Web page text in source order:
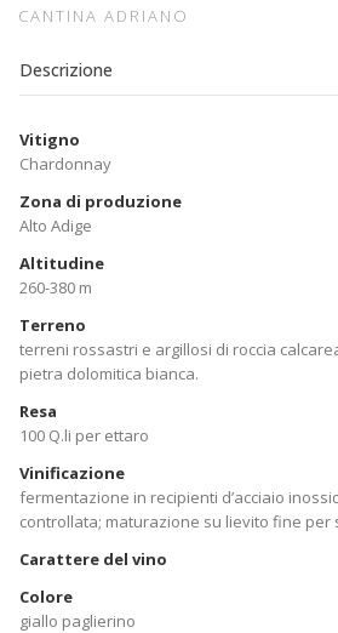
CANTINA ADRIANO
Descrizione
Vitigno
Chardonnay
Zona di produzione
Alto Adige
Altitudine
260-380 m
Terreno
terreni rossastri e argillosi di roccia
pietra dolomitica bianca.
Resa
100 Q.li per ettaro
Vinificazione
fermentazione in recipienti d’acciaio
controllata; maturazione su lievito fine per
Carattere del vino
Colore
giallo paglierino